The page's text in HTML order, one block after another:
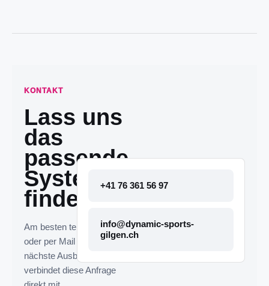
KONTAKT
Lass uns
das
passende
System
finden.
Am besten telefonisch
oder per Mail melden. Die
nächste Ausbaustufe
verbindet diese Anfrage
+41 76 361 56 97
info@dynamic-sports-
gilgen.ch